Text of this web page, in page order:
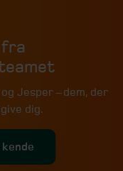
fra
Jesper – dem, der
dig.